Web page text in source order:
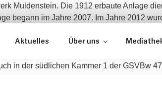
Aktuelles Über uns